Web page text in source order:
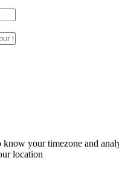
your timezone and
location